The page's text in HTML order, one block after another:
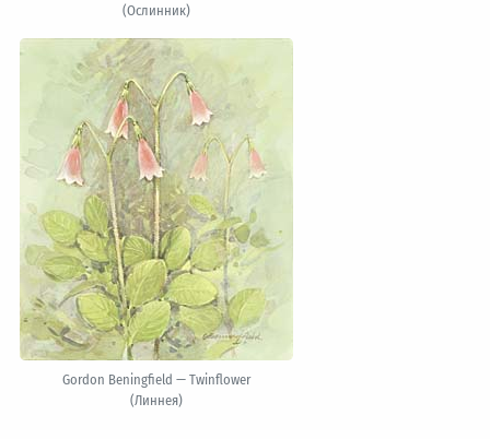
(Ослинник)
Gordon Beningfield — Twinflower
(Линнея)